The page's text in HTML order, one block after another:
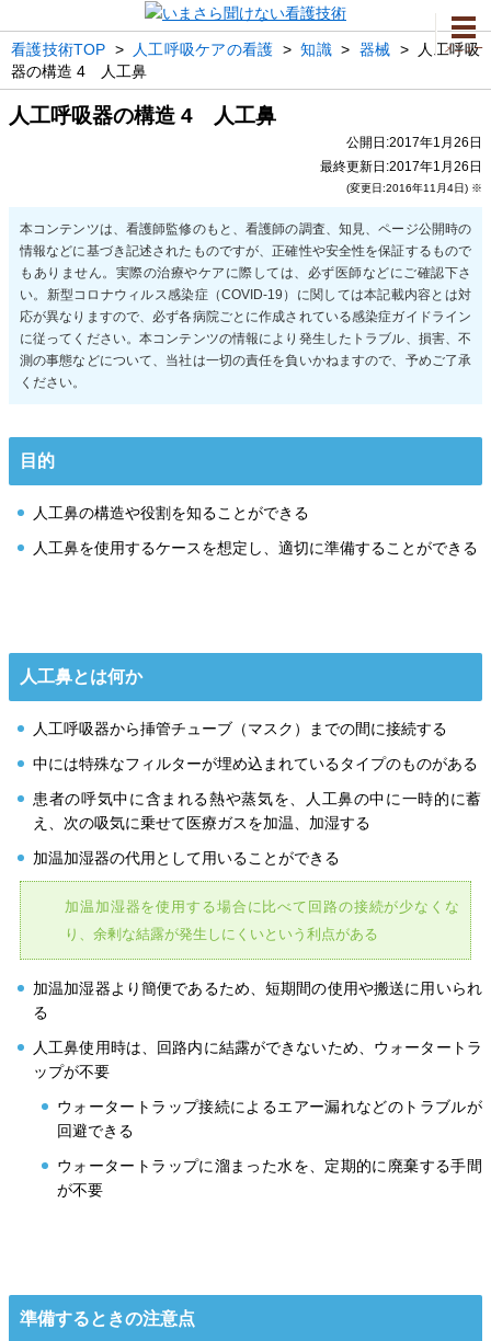
メニュー
看護技術TOP > 人工呼吸ケアの看護 >知識> 器械 >
人工呼吸
器の構造 4 人工鼻
人工呼吸器の構造 4 人工鼻
公開日:2017年1月26日
最終更新日:2017年1月26日
(変更日:2016年11月4日) ※
目的
人工鼻の構造や役割を知ることができる
人工鼻を使用するケースを想定し、適切に準備することができる
人工鼻とは何か
人工呼吸器から挿管チューブ（マスク）までの間に接続する
中には特殊なフィルターが埋め込まれているタイプのものがある
患者の呼気中に含まれる熱や蒸気を、人工鼻の中に一時的に蓄
え、次の吸気に乗せて医療ガスを加温、加湿する
加温加湿器の代用として用いることができる
加温加湿器を使用する場合に比べて回路の接続が少なくな
り、余剰な結露が発生しにくいという利点がある
加温加湿器より簡便であるため、短期間の使用や搬送に用いられ
る
人工鼻使用時は、回路内に結露ができないため、ウォータートラ
ップが不要
ウォータートラップ接続によるエアー漏れなどのトラブルが
回避できる
ウォータートラップに溜まった水を、定期的に廃棄する手間
が不要
準備するときの注意点